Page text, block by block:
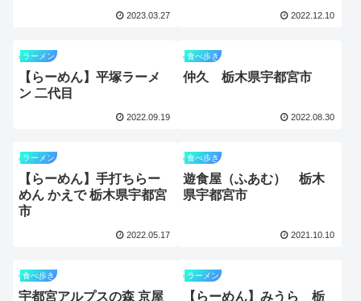
2023.03.27 2022.12.10
ラーメン
【らーめん】平塚ラーメ
ン 二代目
2022.09.19
食べ歩き
仲久 栃木県宇都宮市
2022.08.30
ラーメン
【らーめん】手打ちらー
めん かえで 栃木県宇都宮
市
2022.05.17
食べ歩き
遊食屋（ふあむ） 栃木
県宇都宮市
2021.10.10
食べ歩き
宇都宮アルプスの森 京屋
ラーメン
【らーめん】みうら 栃